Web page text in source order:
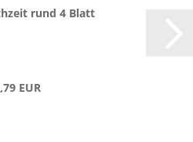
rund 4 Blatt
EUR